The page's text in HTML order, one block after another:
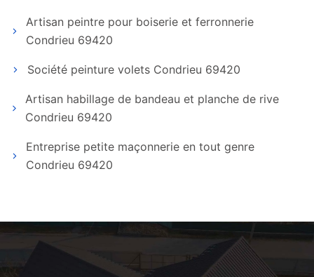
Artisan peintre pour boiserie et ferronnerie
Condrieu 69420
Société peinture volets Condrieu 69420
Artisan habillage de bandeau et planche de rive
Condrieu 69420
Entreprise petite maçonnerie en tout genre
Condrieu 69420